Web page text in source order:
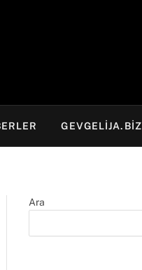
GEVGELIJA.BIZ
Ara